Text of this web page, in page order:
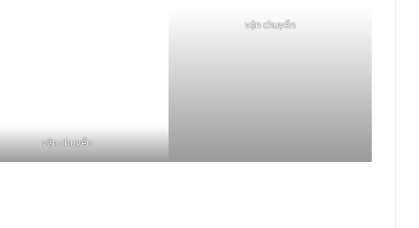
vận chuyển
vận chuyển